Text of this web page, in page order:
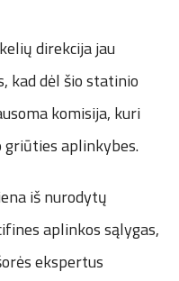
direkcija jau
kad dėl šio statinio
komisija, kuri
aplinkybes.
iš nurodytų
aplinkos sąlygas,
ekspertus